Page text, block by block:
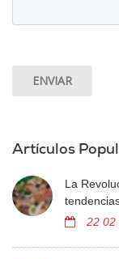
Artículos
La
22 02